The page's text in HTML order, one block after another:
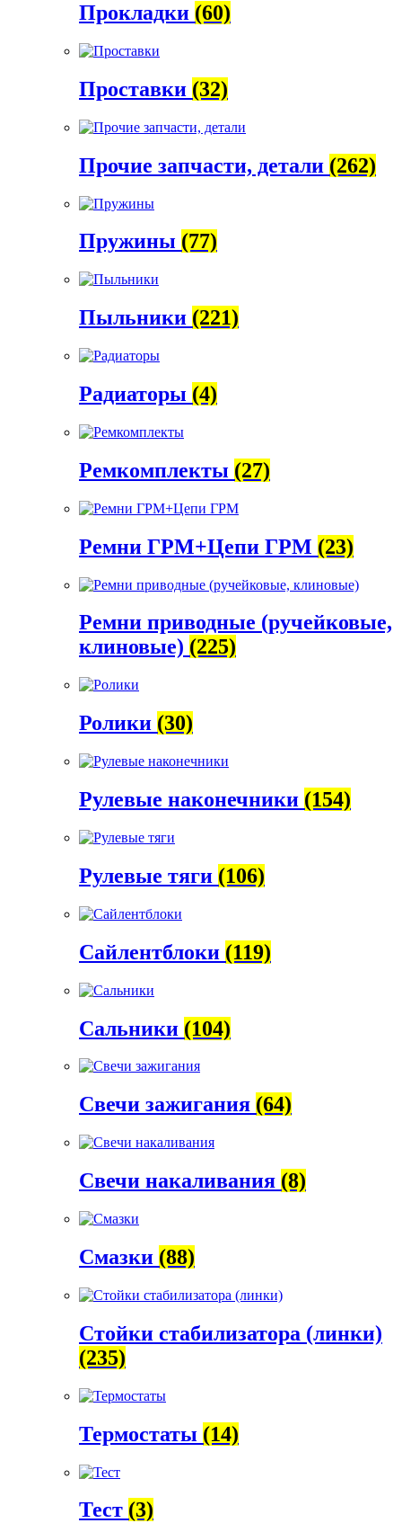
Прокладки (60)
Проставки (32)
Прочие запчасти, детали (262)
Пружины (77)
Пыльники (221)
Радиаторы (4)
Ремкомплекты (27)
Ремни ГРМ+Цепи ГРМ (23)
Ремни приводные (ручейковые,
клиновые) (225)
Ролики (30)
Рулевые наконечники (154)
Рулевые тяги (106)
Сайлентблоки (119)
Сальники (104)
Свечи зажигания (64)
Свечи накаливания (8)
Смазки (88)
Стойки стабилизатора (линки)
(235)
Термостаты (14)
Тест (3)